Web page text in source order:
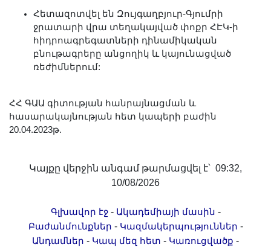
Հետազոտվել են Զույգաղբյուր-Գյումրի
ջրատարի վրա տեղակայված փոքր ՀԷԿ-ի
հիդրոագրեգատների դինամիկական
բնութագրերը անցողիկ և կայունացված
ռեժիմներում:
ՀՀ ԳԱԱ գիտության հանրայնացման և
հասարակայնության հետ կապերի բաժին
20.04.2023թ.
Կայքը վերջին անգամ թարմացվել է՝ 09:32,
10/08/2026
Գլխավոր էջ- Ակադեմիայի մասին -
Բաժանմունքներ - Կազմակերպություններ -
Անդամներ - Կապ մեզ հետ - Կառուցվածք -